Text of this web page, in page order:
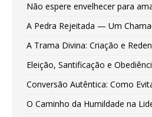
Não espere envelhecer para
A Pedra Rejeitada — Um
A Trama Divina: Criação e
Eleição, Santificação e
Conversão Autêntica: Como
O Caminho da Humildade na